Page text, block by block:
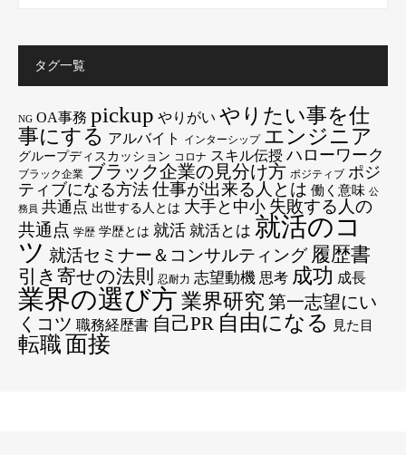
タグ一覧
NG OA事務 pickup やりがい やりたい事を仕
事にする アルバイト インターシップ エンジニア
グループディスカッション コロナ スキル伝授 ハローワーク
ブラック企業 ブラック企業の見分け方 ポジティブ ポジ
ティブになる方法 仕事が出来る人とは 働く意味 公
務員 共通点 出世する人とは 大手と中小 失敗する人の
共通点 学歴 学歴とは 就活 就活とは 就活のコ
ツ 就活セミナー＆コンサルティング 履歴書
引き寄せの法則
忍耐力 志望動機 思考 成功 成長
業界の選び方 業界研究 第一志望にい
くコツ 職務経歴書 自己PR 自由になる 見た目
転職 面接